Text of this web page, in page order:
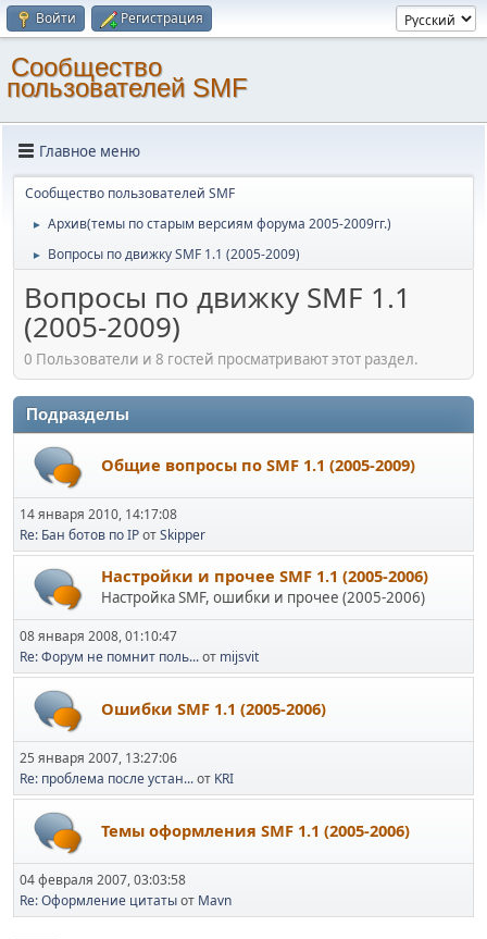
Войти Регистрация
Cообщество
пользователей SMF
Главное меню
Cообщество пользователей SMF
► Архив(темы по старым версиям форума 2005-2009гг.)
► Вопросы по движку SMF 1.1 (2005-2009)
Вопросы по движку SMF 1.1
(2005-2009)
0 Пользователи и 8 гостей просматривают этот раздел.
Подразделы
Общие вопросы по SMF 1.1 (2005-2009)
14 января 2010, 14:17:08
Re: Бан ботов по IPотSkipper
Настройки и прочее SMF 1.1 (2005-2006)
Настройка SMF, ошибки и прочее (2005-2006)
08 января 2008, 01:10:47
Re: Форум не помнит поль...от mijsvit
Ошибки SMF 1.1 (2005-2006)
25 января 2007, 13:27:06
Re: проблема после устан...от KRI
Темы оформления SMF 1.1 (2005-2006)
04 февраля 2007, 03:03:58
Re: Оформление цитатыот Mavn